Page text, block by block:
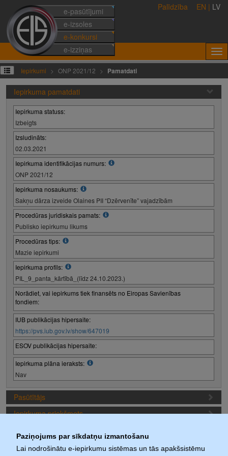
Paziņojums par sīkdatņu izmantošanu
Lai nodrošinātu e-iepirkumu sistēmas un tās apakšsistēmu
e-pasūtījumi
e-izsoles
e-konkursi
e-izziņas
Palīdzība EN | LV
Iepirkumi ONP 2021/12 Pamatdati
Iepirkuma pamatdati
Iepirkuma statuss:
Izbeigts
Izsludināts:
02.03.2021
Iepirkuma identifikācijas numurs:
ONP 2021/12
Iepirkuma nosaukums:
Sakņu dārza izveide Olaines PII “Dzērvenīte” vajadzībām
Procedūras juridiskais pamats:
Publisko iepirkumu likums
Procedūras tips:
Mazie iepirkumi
Iepirkuma profils:
PIL_9_panta_kārtībā_(līdz 24.10.2023.)
Norādiet, vai iepirkums tiek finansēts no Eiropas Savienības
fondiem:
IUB publikācijas hipersaite:
https://pvs.iub.gov.lv/show/647019
ESOV publikācijas hipersaite:
Iepirkuma plāna ieraksts:
Nav
Pasūtītājs
Iepirkuma priekšmets
Iepirkuma termiņi